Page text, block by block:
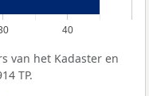
40
van het Kadaster en
TP.